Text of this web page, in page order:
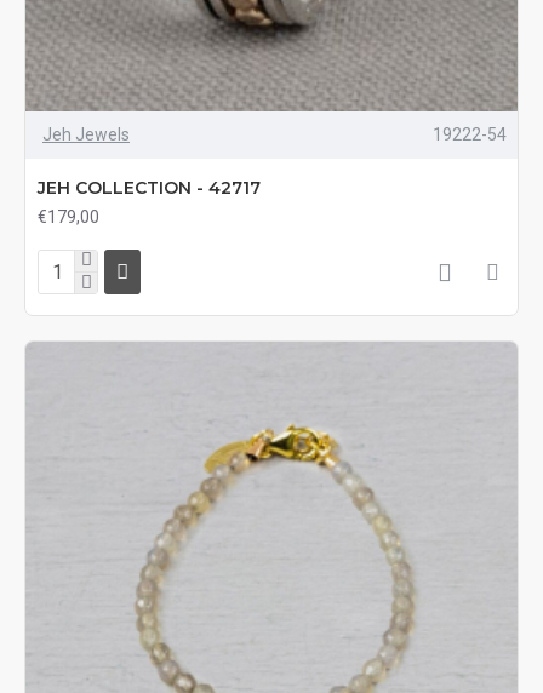
Jeh Jewels 19222-54
JEH COLLECTION - 42717
€179,00